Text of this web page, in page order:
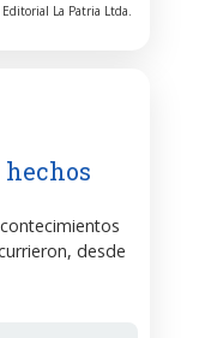
La Patria Ltda.
hechos
desde